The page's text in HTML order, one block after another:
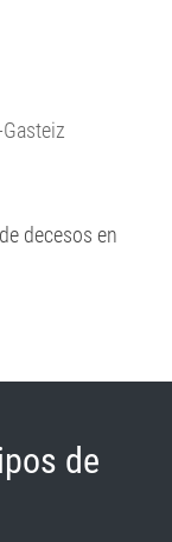
decesos en
de